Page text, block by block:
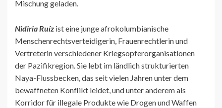
Mischung geladen.
Nidiria Ruíz ist eine junge afrokolumbianische
Menschenrechtsverteidigerin, Frauenrechtlerin und
Vertreterin verschiedener Kriegsopferorganisationen
der Pazifikregion. Sie lebt im ländlich strukturierten
Naya-Flussbecken, das seit vielen Jahren unter dem
bewaffneten Konflikt leidet, und unter anderem als
Korridor für illegale Produkte wie Drogen und Waffen